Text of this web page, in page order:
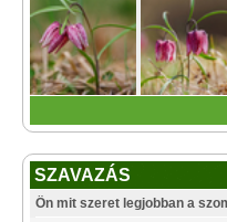
SZAVAZÁS
Ön mit szeret legjobban a